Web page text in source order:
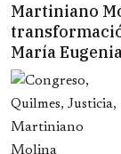
Martiniano
María